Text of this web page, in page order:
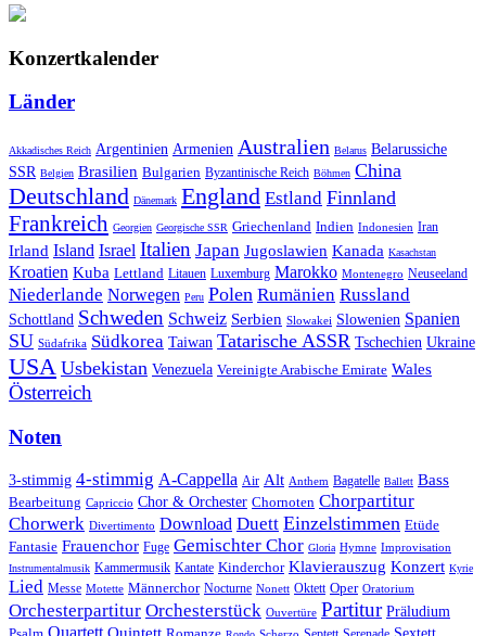
Konzertkalender
Länder
Akkadisches Reich Argentinien Armenien Australien Belarus Belarussiche
SSR Belgien Brasilien Bulgarien Byzantinische Reich Böhmen China
Deutschland Dänemark England Estland Finnland
Frankreich Georgien Georgische SSR Griechenland Indien Indonesien Iran
Irland Island Israel Italien Japan Jugoslawien Kanada Kasachstan
Kroatien Kuba Lettland Litauen Luxemburg Marokko Montenegro Neuseeland
Niederlande Norwegen Peru Polen Rumänien Russland
Schottland Schweden Schweiz Serbien Slowakei Slowenien Spanien
SU Südafrika Südkorea Taiwan Tatarische ASSR Tschechien Ukraine
USA Usbekistan Venezuela Vereinigte Arabische Emirate Wales
Österreich
Noten
3-stimmig 4-stimmig A-Cappella Air Alt Anthem Bagatelle Ballett Bass
Bearbeitung Capriccio Chor & Orchester Chornoten Chorpartitur
Chorwerk Divertimento Download Duett Einzelstimmen Etüde
Fantasie Frauenchor Fuge Gemischter Chor Gloria Hymne Improvisation
Instrumentalmusik Kammermusik Kantate Kinderchor Klavierauszug Konzert Kyrie
Lied Messe Motette Männerchor Nocturne Nonett Oktett Oper Oratorium
Orchesterpartitur Orchesterstück Ouvertüre Partitur Präludium